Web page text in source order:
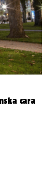
cara